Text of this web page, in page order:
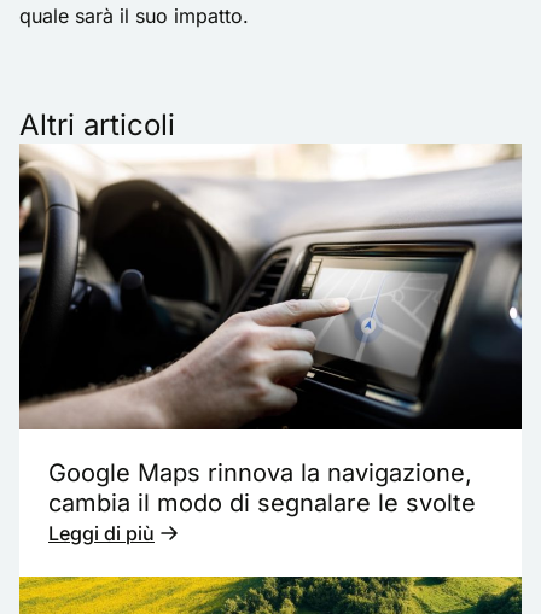
quale sarà il suo impatto.
Altri articoli
Google Maps rinnova la navigazione,
cambia il modo di segnalare le svolte
Leggi di più